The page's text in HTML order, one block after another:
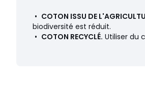
• COTON ISSU DE
biodiversité est réduit.
• COTON RECYCLÉ. Utiliser du